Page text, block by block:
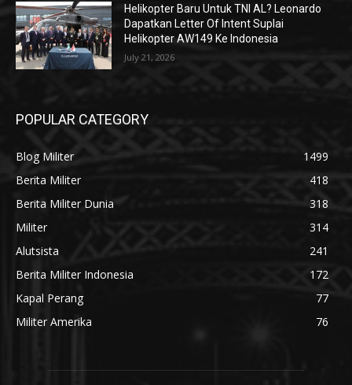
Helikopter Baru Untuk TNI AL? Leonardo
Dapatkan Letter Of Intent Suplai
Helikopter AW149 Ke Indonesia
July 21, 2026
POPULAR CATEGORY
Blog Militer
1499
Berita Militer
418
Berita Militer Dunia
318
Militer
314
Alutsista
241
Berita Militer Indonesia
172
Kapal Perang
77
Militer Amerika
76